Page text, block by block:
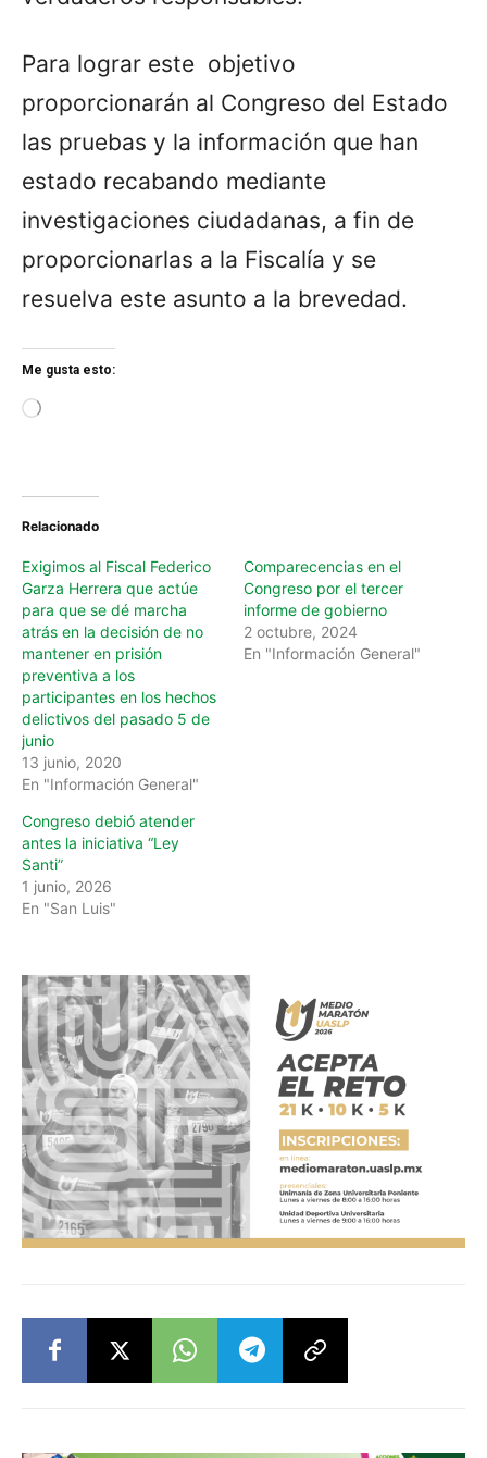
Para lograr este objetivo
proporcionarán al Congreso del Estado
las pruebas y la información que han
estado recabando mediante
investigaciones ciudadanas, a fin de
proporcionarlas a la Fiscalía y se
resuelva este asunto a la brevedad.
Me gusta esto:
L
g
Relacionado
Exigimos al Fiscal Federico
Garza Herrera que actúe
para que se dé marcha
atrás en la decisión de no
mantener en prisión
preventiva a los
participantes en los hechos
delictivos del pasado 5 de
junio
13 junio, 2020
En "Información General"
Comparecencias en el
Congreso por el tercer
informe de gobierno
2 octubre, 2024
En "Información General"
Congreso debió atender
antes la iniciativa “Ley
Santi”
1 junio, 2026
En "San Luis"